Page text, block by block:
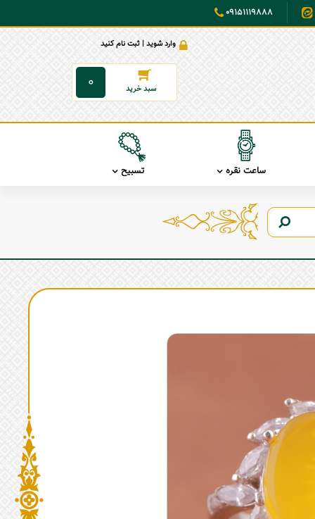
09151119888
وارد شوید | ثبت نام کنید
0
ساعت نقره تسبیح